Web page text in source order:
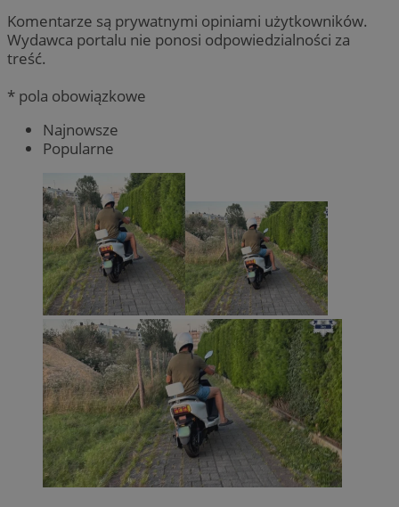
Komentarze są prywatnymi opiniami użytkowników.
Wydawca portalu nie ponosi odpowiedzialności za
treść.
* pola obowiązkowe
Najnowsze
Popularne